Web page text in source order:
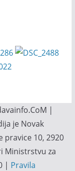
|
je Novak
pravice 10, 2920
Ministrstvu za
| Pravila